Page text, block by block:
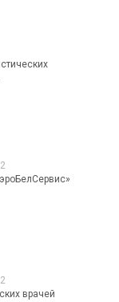
врачей